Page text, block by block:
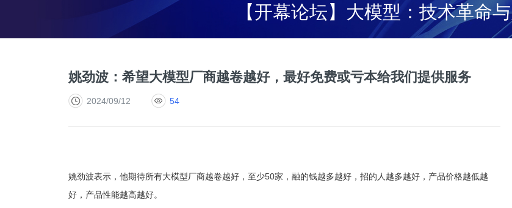
合作伙伴-会员
【开幕论坛】大模型：技术革命
姚劲波：希望大模型厂商越卷越好，最好免费或亏本给我们提供服务
2024/09/12 54
姚劲波表示，他期待所有大模型厂商越卷越好，至少50家，融的钱越多越好，招的人越多越好，产品价格越低越
好，产品性能越高越好。